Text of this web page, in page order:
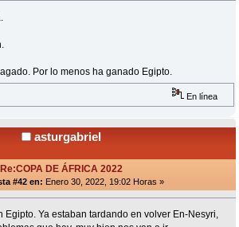
Por lo menos ha ganado Egipto.
En línea
asturgabriel
Re:COPA DE ÁFRICA 2022
#42 en: Enero 30, 2022, 19:02 Horas »
Egipto. Ya estaban tardando en volver En-Nesyri,